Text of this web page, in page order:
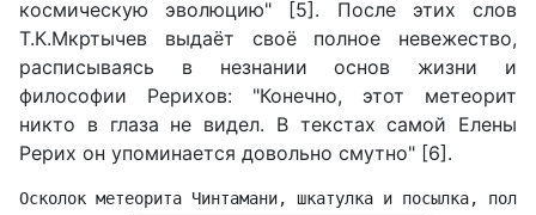
космическую эволюцию" [5]. После этих слов
Т.К.Мкртычев выдаёт своё полное невежество,
расписываясь в незнании основ жизни и
философии Рерихов: "Конечно, этот метеорит
никто в глаза не видел. В текстах самой Елены
Рерих он упоминается довольно смутно" [6].
Осколок метеорита Чинтамани, шкатулка и посылка,